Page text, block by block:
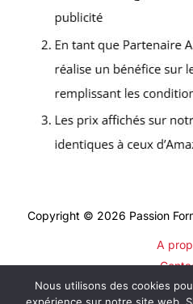
Copyright © 2026 Passion
A
Plan du
Nous utilisons des cookies